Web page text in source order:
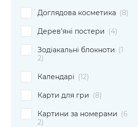
Доглядова косметика (8)
Дерев’яні постери (4)
Зодіакальні блокноти (1
2)
Календарі (12)
Карти для гри (8)
Картини за номерами (6
2)